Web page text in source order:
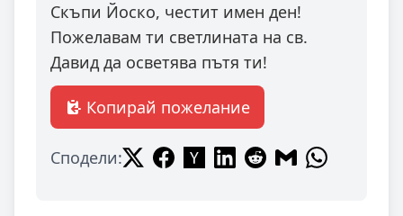
Скъпи Йоско, честит имен ден!
Пожелавам ти светлината на св.
Давид да осветява пътя ти!
Копирай пожелание
Сподели: